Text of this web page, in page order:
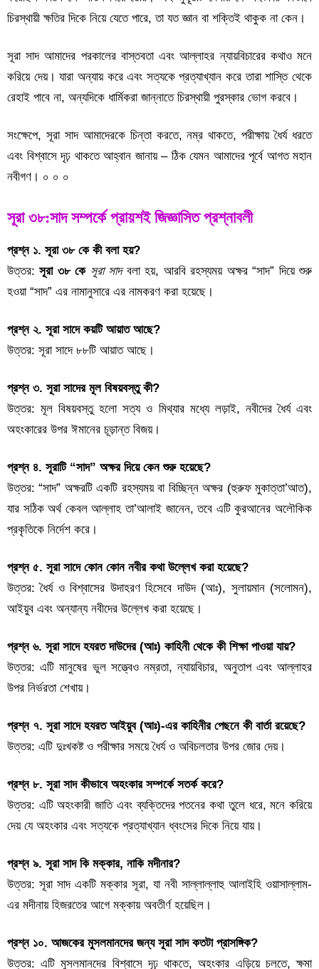
চিরস্থায়ী ক্ষতির দিকে নিয়ে যেতে পারে, তা যত জ্ঞান বা শক্তিই থাকুক না কেন।
সূরা সাদ আমাদের পরকালের বাস্তবতা এবং আল্লাহর ন্যায়বিচারের কথাও মনে
করিয়ে দেয়। যারা অন্যায় করে এবং সত্যকে প্রত্যাখ্যান করে তারা শাস্তি থেকে
রেহাই পাবে না, অন্যদিকে ধার্মিকরা জান্নাতে চিরস্থায়ী পুরস্কার ভোগ করবে।
সংক্ষেপে, সূরা সাদ আমাদেরকে চিন্তা করতে, নম্র থাকতে, পরীক্ষায় ধৈর্য ধরতে
এবং বিশ্বাসে দৃঢ় থাকতে আহ্বান জানায় – ঠিক যেমন আমাদের পূর্বে আগত মহান
নবীগণ। ০ ০ ০
সূরা ৩৮:সাদ সম্পর্কে প্রায়শই জিজ্ঞাসিত প্রশ্নাবলী
প্রশ্ন ১. সূরা ৩৮ কে কী বলা হয়?
উত্তর:সূরা ৩৮ কে সূরা সাদ বলা হয়, আরবি রহস্যময় অক্ষর “সাদ” দিয়ে শুরু
হওয়া “সাদ” এর নামানুসারে এর নামকরণ করা হয়েছে।
প্রশ্ন ২. সূরা সাদে কয়টি আয়াত আছে?
উত্তর: সূরা সাদে ৮৮টি আয়াত আছে।
প্রশ্ন ৩. সূরা সাদের মূল বিষয়বস্তু কী?
উত্তর: মূল বিষয়বস্তু হলো সত্য ও মিথ্যার মধ্যে লড়াই, নবীদের ধৈর্য এবং
অহংকারের উপর ঈমানের চূড়ান্ত বিজয়।
প্রশ্ন ৪. সূরাটি “সাদ” অক্ষর দিয়ে কেন শুরু হয়েছে?
উত্তর: “সাদ” অক্ষরটি একটি রহস্যময় বা বিচ্ছিন্ন অক্ষর (হুরুফ মুকাত্তা’আত),
যার সঠিক অর্থ কেবল আল্লাহ তা’আলাই জানেন, তবে এটি কুরআনের অলৌকিক
প্রকৃতিকে নির্দেশ করে।
প্রশ্ন ৫. সূরা সাদে কোন কোন নবীর কথা উল্লেখ করা হয়েছে?
উত্তর: ধৈর্য ও বিশ্বাসের উদাহরণ হিসেবে দাউদ (আঃ), সুলায়মান (সলোমন),
আইয়ুব এবং অন্যান্য নবীদের উল্লেখ করা হয়েছে।
প্রশ্ন ৬. সূরা সাদে হযরত দাউদের (আঃ) কাহিনী থেকে কী শিক্ষা পাওয়া যায়?
উত্তর: এটি মানুষের ভুল সত্ত্বেও নম্রতা, ন্যায়বিচার, অনুতাপ এবং আল্লাহর
উপর নির্ভরতা শেখায়।
প্রশ্ন ৭. সূরা সাদে হযরত আইয়ুব (আঃ)-এর কাহিনীর পেছনে কী বার্তা রয়েছে?
উত্তর: এটি দুঃখকষ্ট ও পরীক্ষার সময়ে ধৈর্য ও অবিচলতার উপর জোর দেয়।
প্রশ্ন ৮. সূরা সাদ কীভাবে অহংকার সম্পর্কে সতর্ক করে?
উত্তর: এটি অহংকারী জাতি এবং ব্যক্তিদের পতনের কথা তুলে ধরে, মনে করিয়ে
দেয় যে অহংকার এবং সত্যকে প্রত্যাখ্যান ধ্বংসের দিকে নিয়ে যায়।
প্রশ্ন ৯. সূরা সাদ কি মক্কার, নাকি মদীনার?
উত্তর: সূরা সাদ একটি মক্কার সূরা, যা নবী সাল্লাল্লাহু আলাইহি ওয়াসাল্লাম-
এর মদীনায় হিজরতের আগে মক্কায় অবতীর্ণ হয়েছিল।
প্রশ্ন ১০. আজকের মুসলমানদের জন্য সূরা সাদ কতটা প্রাসঙ্গিক?
উত্তর: এটি মুসলমানদের বিশ্বাসে দৃঢ় থাকতে, অহংকার এড়িয়ে চলতে, ক্ষমা